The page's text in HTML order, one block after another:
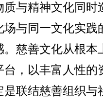
与精神文化同时
与同一文化实践
慈善文化从根本
，以丰富人性的
联结慈善组织与